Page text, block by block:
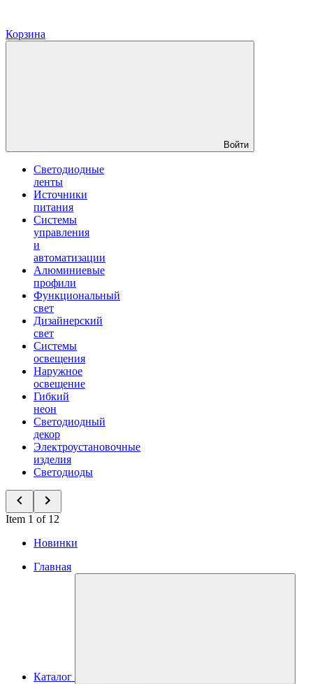
Корзина
Войти
Светодиодные
ленты
Источники
питания
Системы
управления
и
автоматизации
Алюминиевые
профили
Функциональный
свет
Дизайнерский
свет
Системы
освещения
Наружное
освещение
Гибкий
неон
Светодиодный
декор
Электроустановочные
изделия
Светодиоды
Item 1 of 12
Новинки
Главная
Каталог